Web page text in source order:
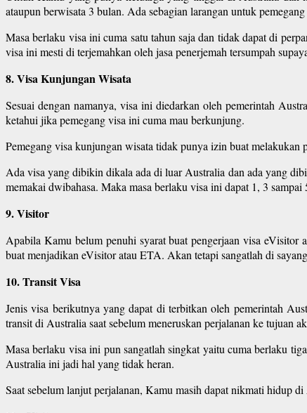
ataupun berwisata 3 bulan. Ada sebagian larangan untuk
Masa berlaku visa ini cuma satu tahun saja dan tidak dapat di
visa ini mesti di terjemahkan oleh jasa penerjemah tersumpah
8. Visa Kunjungan Wisata
Sesuai dengan namanya, visa ini diedarkan oleh pemerintah
ketahui jika pemegang visa ini cuma mau berkunjung.
Pemegang visa kunjungan wisata tidak punya izin buat
Ada visa yang dibikin dikala ada di luar Australia dan ada yang
memakai dwibahasa. Maka masa berlaku visa ini dapat 1, 3 sampai
9. Visitor
Apabila Kamu belum penuhi syarat buat pengerjaan visa
buat menjadikan eVisitor atau ETA. Akan tetapi sangatlah di
10. Transit Visa
Jenis visa berikutnya yang dapat di terbitkan oleh pemerintah
transit di Australia saat sebelum meneruskan perjalanan ke tujuan
Masa berlaku visa ini pun sangatlah singkat yaitu cuma berlaku
Australia ini jadi hal yang tidak heran.
Saat sebelum lanjut perjalanan, Kamu masih dapat nikmati hidup